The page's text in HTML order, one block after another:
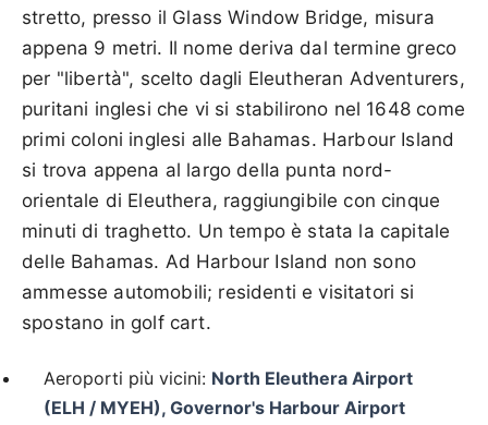
stretto, presso il Glass Window Bridge, misura
appena 9 metri. Il nome deriva dal termine greco
per "libertà", scelto dagli Eleutheran Adventurers,
puritani inglesi che vi si stabilirono nel 1648 come
primi coloni inglesi alle Bahamas. Harbour Island
si trova appena al largo della punta nord-
orientale di Eleuthera, raggiungibile con cinque
minuti di traghetto. Un tempo è stata la capitale
delle Bahamas. Ad Harbour Island non sono
ammesse automobili; residenti e visitatori si
spostano in golf cart.
Aeroporti più vicini: North Eleuthera Airport
(ELH / MYEH), Governor's Harbour Airport